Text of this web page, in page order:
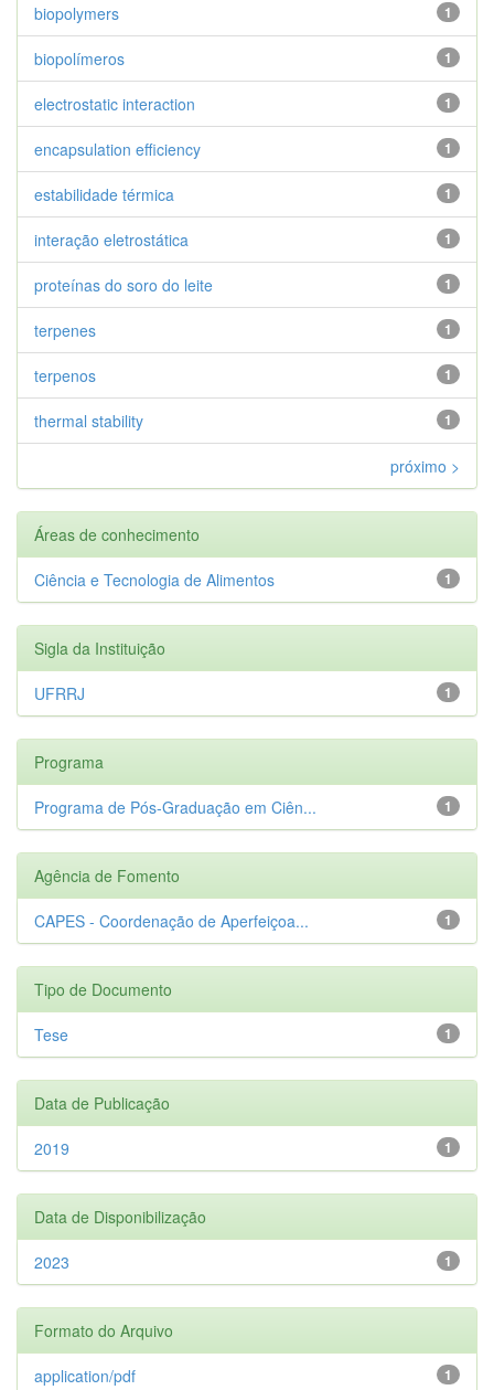
1
biopolymers
1
biopolímeros
1
electrostatic interaction
1
encapsulation efficiency
1
estabilidade térmica
1
interação eletrostática
1
proteínas do soro do leite
1
terpenes
1
terpenos
1
thermal stability
próximo >
Áreas de conhecimento
1
Ciência e Tecnologia de Alimentos
Sigla da Instituição
1
UFRRJ
Programa
1
Programa de Pós-Graduação em Ciên...
Agência de Fomento
1
CAPES - Coordenação de Aperfeiçoa...
Tipo de Documento
1
Tese
Data de Publicação
1
2019
Data de Disponibilização
1
2023
Formato do Arquivo
1
application/pdf